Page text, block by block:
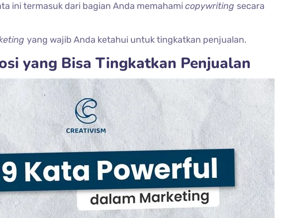
ini termasuk dari bagian Anda memahami copywriting secara
yang wajib Anda ketahui untuk tingkatkan penjualan.
yang Bisa Tingkatkan Penjualan